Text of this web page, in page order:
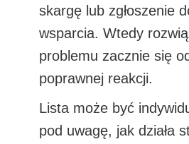
skargę lub zgłoszenie
wsparcia. Wtedy
problemu zacznie się
poprawnej reakcji.
Lista może być
pod uwagę, jak działa